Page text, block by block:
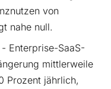
von
nahe null.
- Enterprise-SaaS-
mittlerweile
Prozent jährlich,